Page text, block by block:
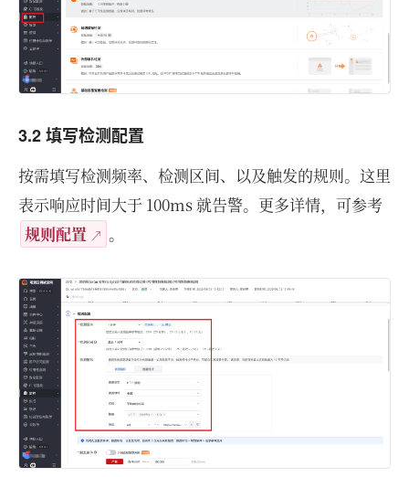
3.2 填写检测配置
按需填写检测频率、检测区间、以及触发的规则。这里
表示响应时间大于 100ms 就告警。更多详情，可参考
规则配置
。